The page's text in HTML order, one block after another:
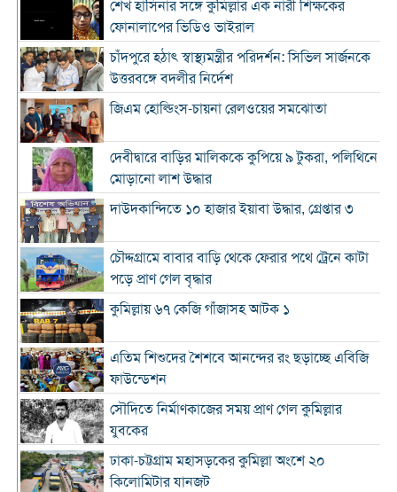
শেখ হাসিনার সঙ্গে কুমিল্লার এক নারী শিক্ষকের
ফোনালাপের ভিডিও ভাইরাল
চাঁদপুরে হঠাৎ স্বাস্থ্যমন্ত্রীর পরিদর্শন: সিভিল সার্জনকে
উত্তরবঙ্গে বদলীর নির্দেশ
জিএম হোল্ডিংস-চায়না রেলওয়ের সমঝোতা
দেবীদ্বারে বাড়ির মালিককে কুপিয়ে ৯ টুকরা, পলিথিনে
মোড়ানো লাশ উদ্ধার
দাউদকান্দিতে ১০ হাজার ইয়াবা উদ্ধার, গ্রেপ্তার ৩
চৌদ্দগ্রামে বাবার বাড়ি থেকে ফেরার পথে ট্রেনে কাটা
পড়ে প্রাণ গেল বৃদ্ধার
কুমিল্লায় ৬৭ কেজি গাঁজাসহ আটক ১
এতিম শিশুদের শৈশবে আনন্দের রং ছড়াচ্ছে এবিজি
ফাউন্ডেশন
সৌদিতে নির্মাণকাজের সময় প্রাণ গেল কুমিল্লার
যুবকের
ঢাকা-চট্টগ্রাম মহাসড়কের কুমিল্লা অংশে ২০
কিলোমিটার যানজট